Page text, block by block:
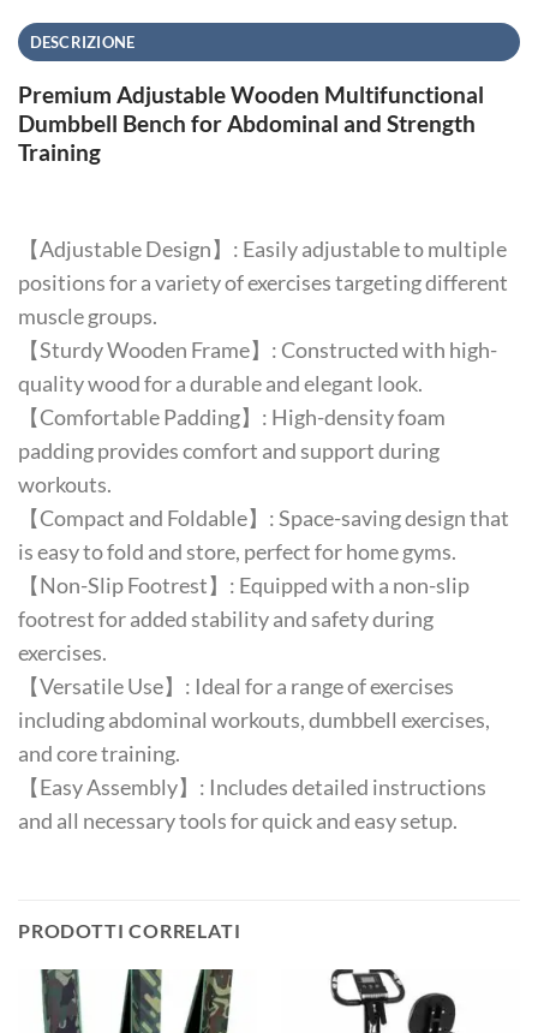
DESCRIZIONE
Premium Adjustable Wooden Multifunctional
Dumbbell Bench for Abdominal and Strength
Training
【Adjustable Design】: Easily adjustable to multiple
positions for a variety of exercises targeting different
muscle groups.
【Sturdy Wooden Frame】: Constructed with high-
quality wood for a durable and elegant look.
【Comfortable Padding】: High-density foam
padding provides comfort and support during
workouts.
【Compact and Foldable】: Space-saving design that
is easy to fold and store, perfect for home gyms.
【Non-Slip Footrest】: Equipped with a non-slip
footrest for added stability and safety during
exercises.
【Versatile Use】: Ideal for a range of exercises
including abdominal workouts, dumbbell exercises,
and core training.
【Easy Assembly】: Includes detailed instructions
and all necessary tools for quick and easy setup.
PRODOTTI CORRELATI